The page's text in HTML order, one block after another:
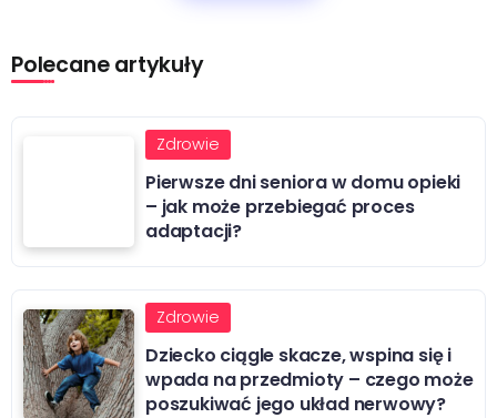
Polecane artykuły
Zdrowie
Pierwsze dni seniora w domu opieki
– jak może przebiegać proces
adaptacji?
Zdrowie
Dziecko ciągle skacze, wspina się i
wpada na przedmioty – czego może
poszukiwać jego układ nerwowy?